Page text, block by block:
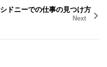
シドニーでの仕事の見つけ方
Next